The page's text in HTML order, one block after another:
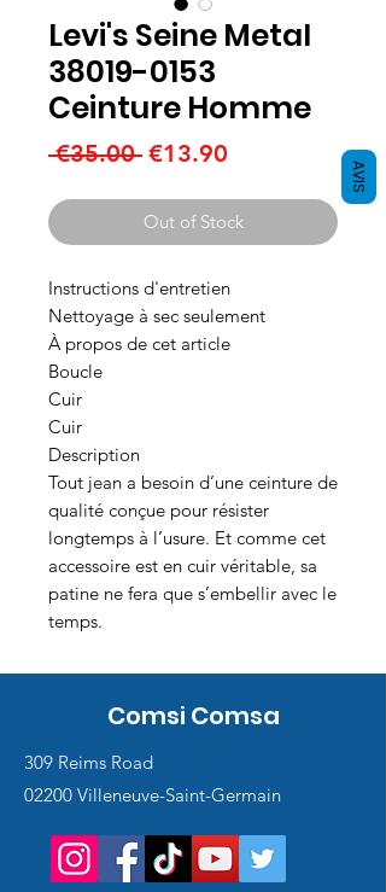
Levi's Seine Metal
38019-0153
Ceinture Homme
€35.00 Regular
€13.90
Out of Stock
Instructions d'entretien
Nettoyage à sec seulement
À propos de cet article
Boucle
Cuir
Cuir
Description
Tout jean a besoin d’une ceinture de
qualité conçue pour résister
longtemps à l’usure. Et comme cet
accessoire est en cuir véritable, sa
patine ne fera que s’embellir avec le
temps.
Comsi Comsa
309 Reims Road
02200 Villeneuve-Saint-Germain
AVIS